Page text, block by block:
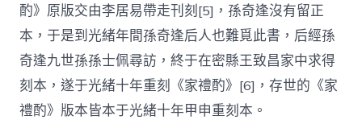
酌》原版交由李居易帶走刊刻[5]，孫奇逢沒有留正
本，于是到光緒年間孫奇逢后人也難覓此書，后經孫
奇逢九世孫孫士佩尋訪，終于在密縣王致昌家中求得
刻本，遂于光緒十年重刻《家禮酌》[6]，存世的《家
禮酌》版本皆本于光緒十年甲申重刻本。